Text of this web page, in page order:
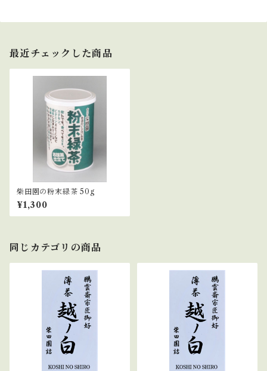
最近チェックした商品
柴田園の粉末緑茶 50g
¥1,300
同じカテゴリの商品